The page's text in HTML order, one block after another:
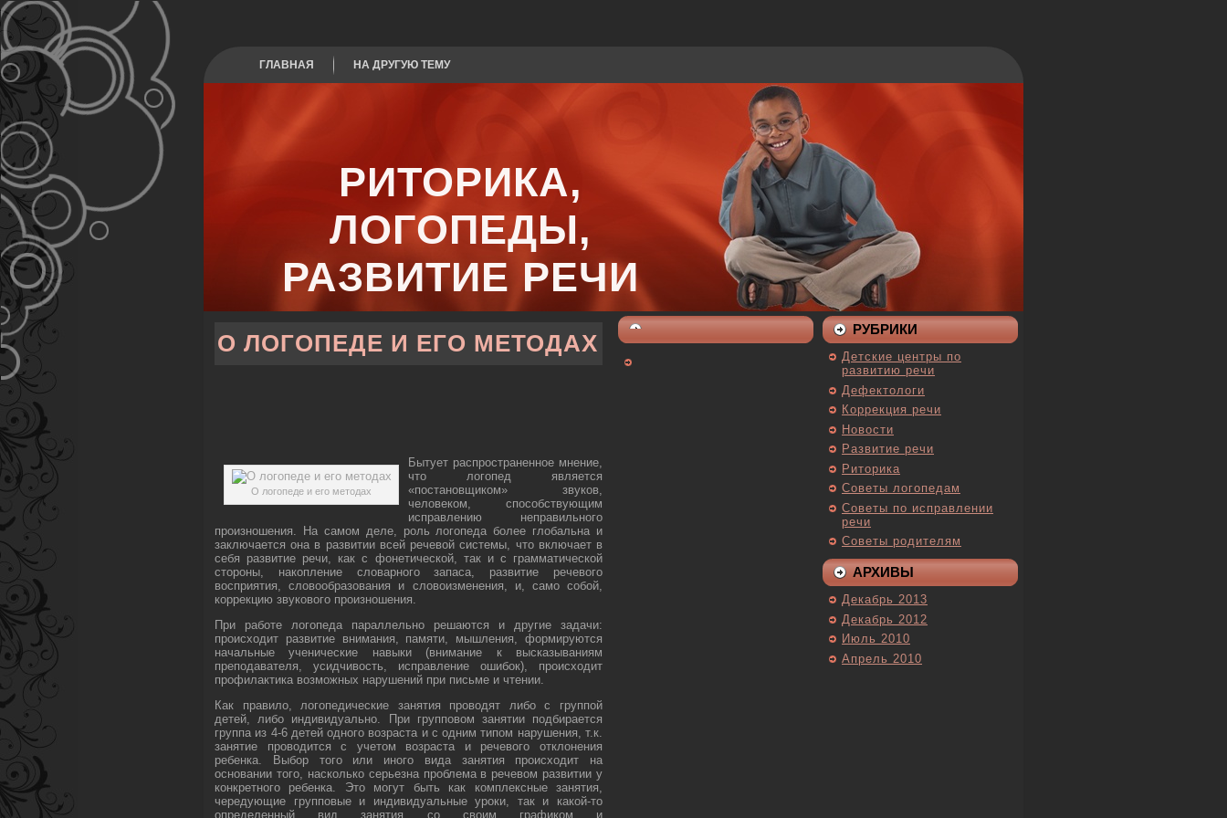
ГЛАВНАЯ НА ДРУГУЮ ТЕМУ
РИТОРИКА,
ЛОГОПЕДЫ,
РАЗВИТИЕ РЕЧИ
О ЛОГОПЕДЕ И ЕГО МЕТОДАХ
О логопеде и его методах
Бытует распространенное мнение,
что логопед является
«постановщиком» звуков,
человеком, способствующим
исправлению неправильного
произношения. На самом деле, роль логопеда более глобальна и
заключается она в развитии всей речевой системы, что включает в
себя развитие речи, как с фонетической, так и с грамматической
стороны, накопление словарного запаса, развитие речевого
восприятия, словообразования и словоизменения, и, само собой,
коррекцию звукового произношения.
При работе логопеда параллельно решаются и другие задачи:
происходит развитие внимания, памяти, мышления, формируются
начальные ученические навыки (внимание к высказываниям
преподавателя, усидчивость, исправление ошибок), происходит
профилактика возможных нарушений при письме и чтении.
Как правило, логопедические занятия проводят либо с группой
детей, либо индивидуально. При групповом занятии подбирается
группа из 4-6 детей одного возраста и с одним типом нарушения, т.к.
занятие проводится с учетом возраста и речевого отклонения
ребенка. Выбор того или иного вида занятия происходит на
основании того, насколько серьезна проблема в речевом развитии у
конкретного ребенка. Это могут быть как комплексные занятия,
чередующие групповые и индивидуальные уроки, так и какой-то
определенный вид занятия со своим графиком и
РУБРИКИ
Детские центры по
развитию речи
Дефектологи
Коррекция речи
Новости
Развитие речи
Риторика
Советы логопедам
Советы по исправлении
речи
Советы родителям
АРХИВЫ
Декабрь 2013
Декабрь 2012
Июль 2010
Апрель 2010